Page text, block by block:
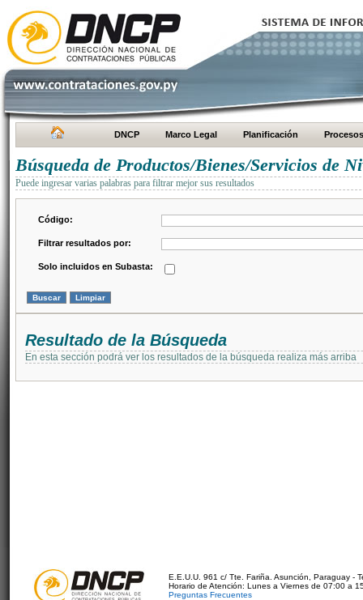
DNCP Marco Legal Planificación Procesos
Búsqueda de Productos/Bienes/Servicios de
Puede ingresar varias palabras para filtrar mejor sus resultados
Código:
Filtrar resultados por:
Solo incluidos en Subasta:
Resultado de la Búsqueda
En esta sección podrá ver los resultados de la búsqueda realiza más arriba
E.E.U.U. 961 c/ Tte. Fariña. Asunción, Paraguay -
Horario de Atención: Lunes a Viernes de 07:00 a
Preguntas Frecuentes